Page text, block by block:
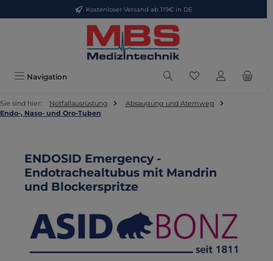
Zum Hauptinhalt springenKostenloser Versand ab 119€ in DE
Navigation Du hast 0
Sie sind hier: Notfallausrüstung
Absaugung und Atemweg
Endo-, Naso- und Oro-Tuben
ENDOSID Emergency -
Endotrachealtubus mit Mandrin
und Blockerspritze